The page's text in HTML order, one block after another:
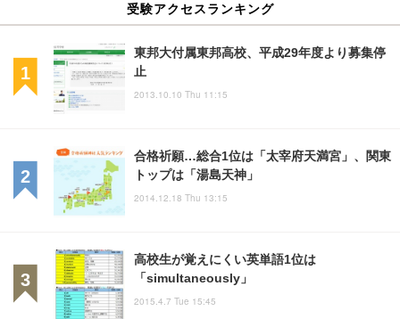
受験アクセスランキング
東邦大付属東邦高校、平成29年度より募集停
止
2013.10.10 Thu 11:15
合格祈願…総合1位は「太宰府天満宮」、関東
トップは「湯島天神」
2014.12.18 Thu 13:15
高校生が覚えにくい英単語1位は
「simultaneously」
2015.4.7 Tue 15:45